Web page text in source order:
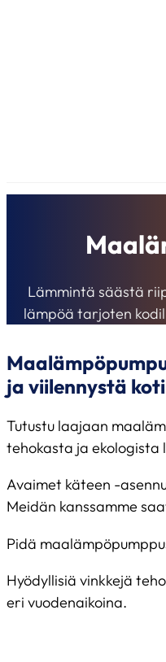
Lämmintä säästä
lämpöä tarjoten
ja viilennystä
Tutustu laajaan
tehokasta ja ekologista
Avaimet käteen -
Meidän kanssamme
Pidä
Hyödyllisiä vinkkejä
eri vuodenaikoina.